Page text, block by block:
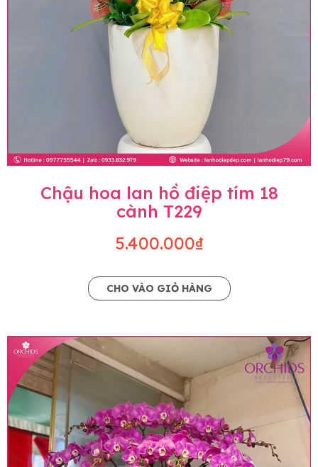
Chậu hoa lan hồ điệp tím 18
cành T229
5.400.000₫
CHO VÀO GIỎ HÀNG